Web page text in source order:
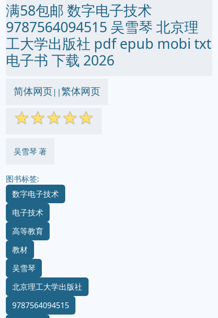
满58包邮 数字电子技术
9787564094515 吴雪琴 北京理
工大学出版社 pdf epub mobi txt
电子书 下载 2026
简体网页||繁体网页
☆☆☆☆☆
吴雪琴 著
图书标签:
数字电子技术
电子技术
高等教育
教材
吴雪琴
北京理工大学出版社
9787564094515